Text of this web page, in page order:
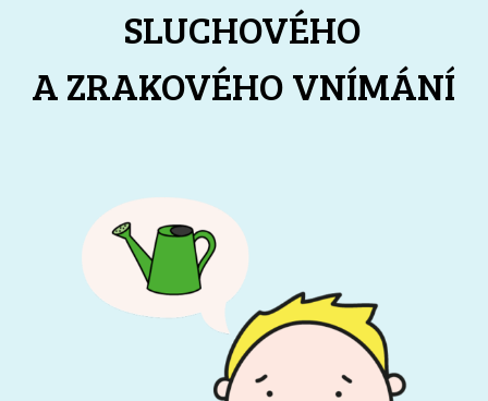
SLUCHOVÉHO
A ZRAKOVÉHO VNÍMÁNÍ